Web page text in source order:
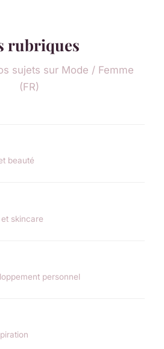
rubriques
sujets sur Mode / Femme
(FR)
beauté
skincare
personnel